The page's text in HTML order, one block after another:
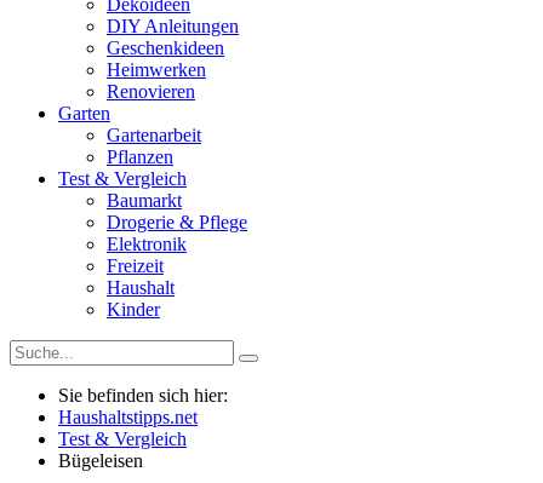
Dekoideen
DIY Anleitungen
Geschenkideen
Heimwerken
Renovieren
Garten
Gartenarbeit
Pflanzen
Test & Vergleich
Baumarkt
Drogerie & Pflege
Elektronik
Freizeit
Haushalt
Kinder
Sie befinden sich hier:
Haushaltstipps.net
Test & Vergleich
Bügeleisen